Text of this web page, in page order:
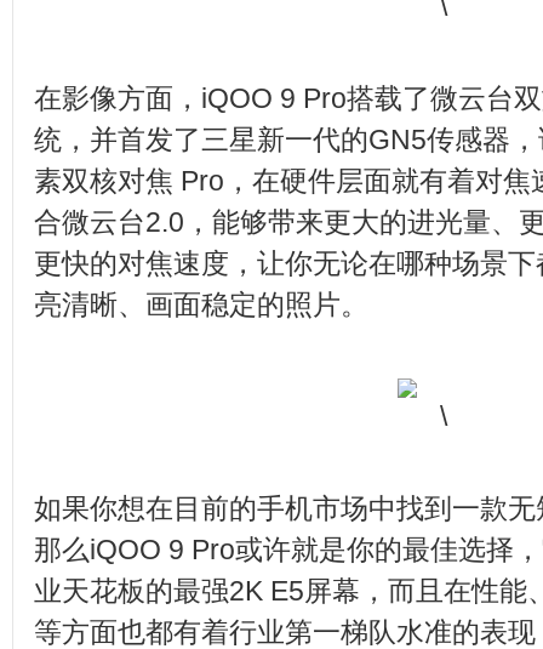
在影像方面，iQOO 9 Pro搭载了微云台
统，并首发了三星新一代的GN5传感器
素双核对焦 Pro，在硬件层面就有着对焦
合微云台2.0，能够带来更大的进光量、
更快的对焦速度，让你无论在哪种场景
亮清晰、画面稳定的照片。
如果你想在目前的手机市场中找到一款
那么iQOO 9 Pro或许就是你的最佳选择
业天花板的最强2K E5屏幕，而且在性能
等方面也都有着行业第一梯队水准的表